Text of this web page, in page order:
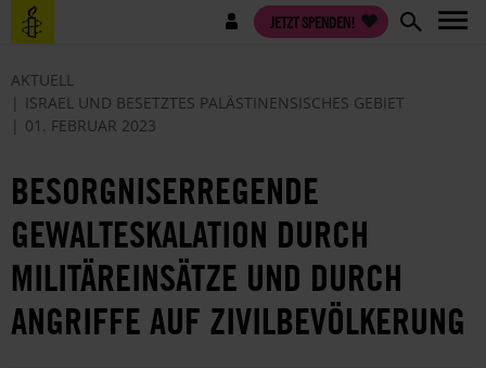
Direkt
zum
Benutzermenü JETZT SPENDEN!
AKTUELL
ISRAEL UND BESETZTES PALÄSTINENSISCHES GEBIET
01. FEBRUAR 2023
BESORGNISERREGENDE
GEWALTESKALATION DURCH
MILITÄREINSÄTZE UND DURCH
ANGRIFFE AUF ZIVILBEVÖLKERUNG